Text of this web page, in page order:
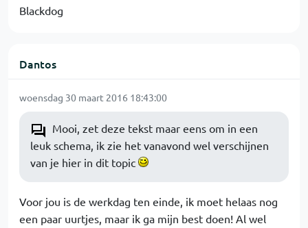
Blackdog
Dantos
woensdag 30 maart 2016 18:43:00
Mooi, zet deze tekst maar eens om in een
leuk schema, ik zie het vanavond wel verschijnen
van je hier in dit topic
Voor jou is de werkdag ten einde, ik moet helaas nog
een paar uurtjes, maar ik ga mijn best doen! Al wel